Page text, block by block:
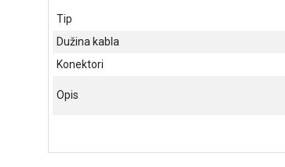
Tip
Dužina kabla
Konektori
Opis